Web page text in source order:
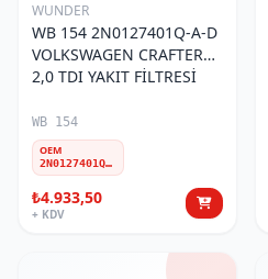
WUNDER
WB 154 2N0127401Q-A-D
VOLKSWAGEN CRAFTER
2,0 TDI YAKIT FİLTRESİ
WB 154
OEM
2N0127401Q-A-D
₺4.933,50
+ KDV